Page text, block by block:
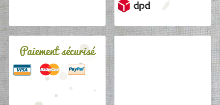
Paiement sécurisé